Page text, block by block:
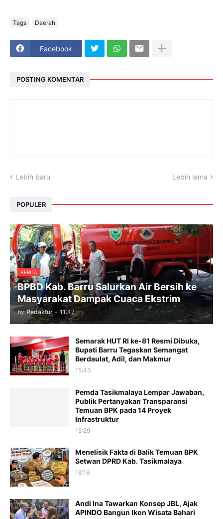
Tags Daerah
Facebook
POSTING KOMENTAR
Lebih baru Lebih lama
POPULER
BERITA
BPBD Kab. Barru Salurkan Air Bersih ke
Masyarakat Dampak Cuaca Ekstrim
by Redaktur - 11:47
Semarak HUT RI ke-81 Resmi Dibuka,
Bupati Barru Tegaskan Semangat
Berdaulat, Adil, dan Makmur
15:43
Pemda Tasikmalaya Lempar Jawaban,
Publik Pertanyakan Transparansi
Temuan BPK pada 14 Proyek
Infrastruktur
15:29
Menelisik Fakta di Balik Temuan BPK
Setwan DPRD Kab. Tasikmalaya
16:16
Andi Ina Tawarkan Konsep JBL, Ajak
APINDO Bangun Ikon Wisata Bahari